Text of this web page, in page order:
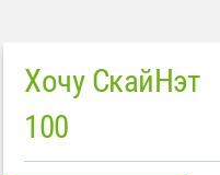
Хочу СкайНэт
100